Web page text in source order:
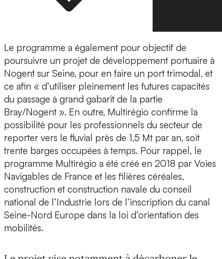
Le programme a également pour objectif de
poursuivre un projet de développement portuaire à
Nogent sur Seine, pour en faire un port trimodal, et
ce afin « d’utiliser pleinement les futures capacités
du passage à grand gabarit de la partie
Bray/Nogent ». En outre, Multirégio confirme la
possibilité pour les professionnels du secteur de
reporter vers le fluvial près de 1,5 Mt par an, soit
trente barges occupées à temps. Pour rappel, le
programme Multirégio a été créé en 2018 par Voies
Navigables de France et les filières céréales,
construction et construction navale du conseil
national de l’Industrie lors de l’inscription du canal
Seine-Nord Europe dans la loi d’orientation des
mobilités.